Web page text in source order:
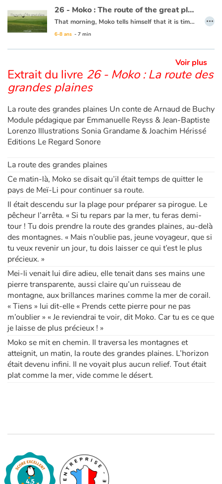
26 - Moko : The route of the great plains
That morning, Moko tells himself that it is time to leave Mei-Li’s land and he gets his raft ready. A man tells him that he must take the route of the great plains to continue his journey. Moko goes to the village to bid farewell to Mei-Li who has made rice cakes for him. One morning a few days after his departure he reaches the famous route where the horizon seems never-ending. As he walks a great gust of wind makes him fall and drop his precious stone. Seeing it on the ground, Moko thinks of Mei-Li and tells himself he must go on for those he has left behind. He goes on while clutching his stone in his hand. Moko’s heart lightens as he thinks that one day his travels will bring him back to those he loves.
This book is available in French :26 - Moko : La route des grandes plaines
6-8 ans - 7 min
…
Voir plus
Extrait du livre 26 - Moko : La route des
grandes plaines
La route des grandes plaines Un conte de Arnaud de Buchy
Module pédagique par Emmanuelle Reyss & Jean-Baptiste
Lorenzo Illustrations Sonia Grandame & Joachim Hérissé
Editions Le Regard Sonore
La route des grandes plaines
Ce matin-là, Moko se disait qu’il était temps de quitter le
pays de Meï-Li pour continuer sa route.
Il était descendu sur la plage pour préparer sa pirogue. Le
pêcheur l’arrêta. « Si tu repars par la mer, tu feras demi-
tour ! Tu dois prendre la route des grandes plaines, au-delà
des montagnes. « Mais n’oublie pas, jeune voyageur, que si
tu veux revenir un jour, tu dois laisser ce qui t’est le plus
précieux. »
Mei-li venait lui dire adieu, elle tenait dans ses mains une
pierre transparente, aussi claire qu’un ruisseau de
montagne, aux brillances marines comme la mer de corail.
« Tiens » lui dit-elle « Prends cette pierre pour ne pas
m’oublier » « Je reviendrai te voir, dit Moko. Car tu es ce que
je laisse de plus précieux ! »
Moko se mit en chemin. Il traversa les montagnes et
atteignit, un matin, la route des grandes plaines. L’horizon
était devenu infini. Il ne voyait plus aucun relief. Tout était
plat comme la mer, vide comme le désert.